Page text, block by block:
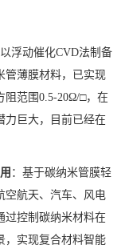
以浮动催化CVD法制备
管薄膜材料，已实现
阻范围0.5-20Ω/□，在
力巨大，目前已经在
：基于碳纳米管膜轻
空航天、汽车、风电
过控制碳纳米材料在
，实现复合材料智能